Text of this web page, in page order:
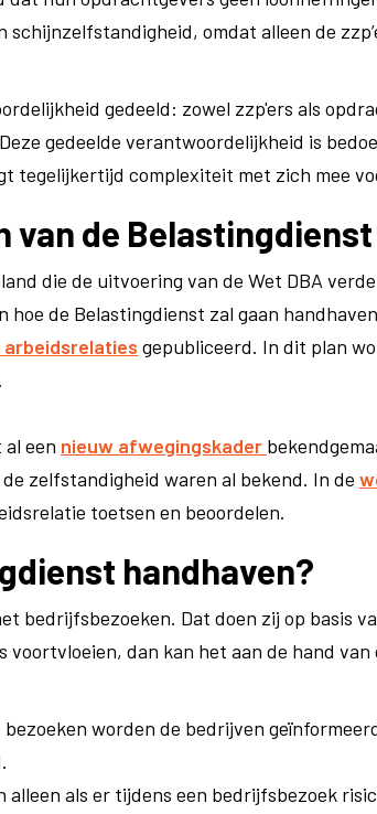
schijnzelfstandigheid, omdat alleen de
gedeeld: zowel zzp'ers als
gedeelde verantwoordelijkheid is
tegelijkertijd complexiteit met zich mee
van de
die de uitvoering van de Wet DBA
de Belastingdienst zal gaan
arbeidsrelaties gepubliceerd. In dit plan
een nieuw afwegingskader
zelfstandigheid waren al bekend. In de
toetsen en beoordelen.
handhaven?
bedrijfsbezoeken. Dat doen zij op basis
voortvloeien, dan kan het aan de hand
bezoeken worden de bedrijven
alleen als er tijdens een bedrijfsbezoek